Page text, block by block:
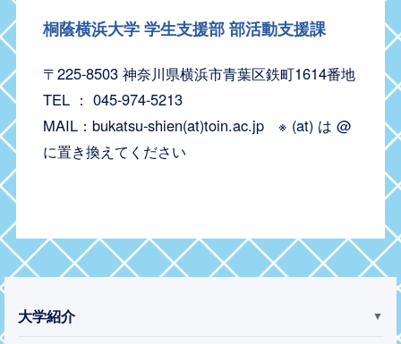
桐蔭横浜大学 学生支援部 部活動支援課
〒225-8503 神奈川県横浜市青葉区鉄町1614番地
TEL ： 045-974-5213
MAIL：bukatsu-shien(at)toin.ac.jp ※ (at) は @
に置き換えてください
大学紹介 ▼